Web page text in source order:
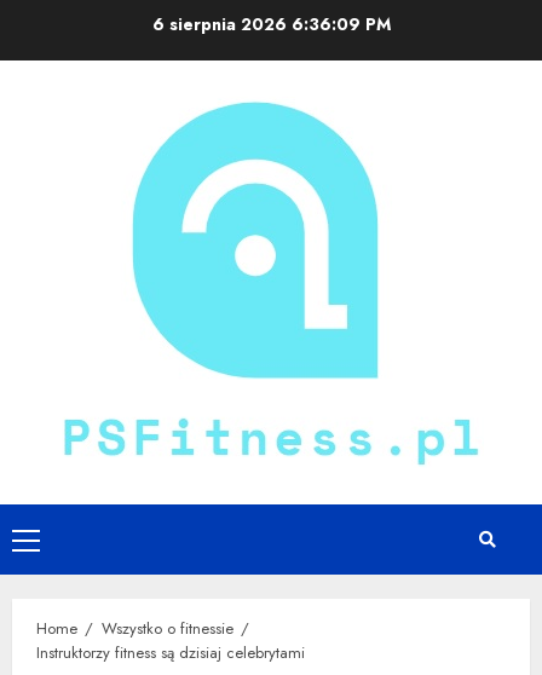
6 sierpnia 2026 6:36:09 PM
Primary
Menu
Home
Wszystko o fitnessie
Instruktorzy fitness są dzisiaj celebrytami